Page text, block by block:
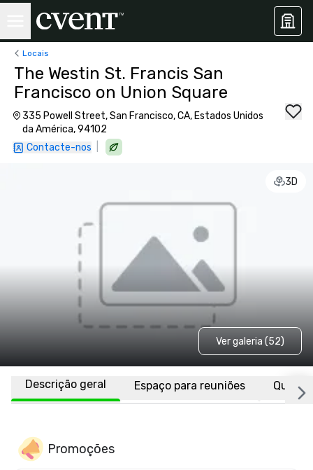
Locais
The Westin St. Francis San
Francisco on Union Square
335 Powell Street, San Francisco, CA, Estados Unidos
da América, 94102
Contacte-nos
3D
Ver galeria (52)
Descrição geral Espaço para reuniões
Promoções